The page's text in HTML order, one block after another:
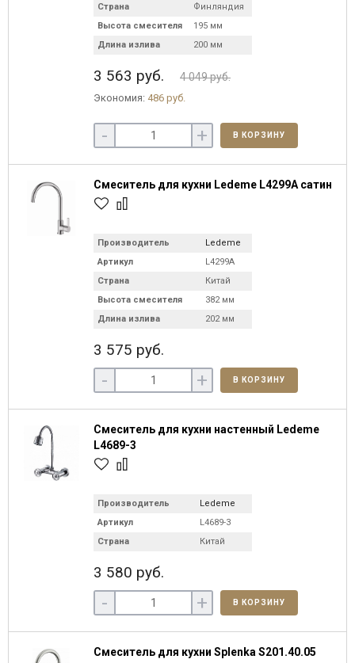
Страна
Финляндия
Высота смесителя
195 мм
Длина излива
200 мм
3 563 руб. 4 049 руб.
Экономия: 486 руб.
- + В КОРЗИНУ
Смеситель для кухни Ledeme L4299A сатин
Производитель
Ledeme
Артикул
L4299A
Страна
Китай
Высота смесителя
382 мм
Длина излива
202 мм
3 575 руб.
- + В КОРЗИНУ
Смеситель для кухни настенный Ledeme
L4689-3
Производитель
Ledeme
Артикул
L4689-3
Страна
Китай
3 580 руб.
- + В КОРЗИНУ
Смеситель для кухни Splenka S201.40.05